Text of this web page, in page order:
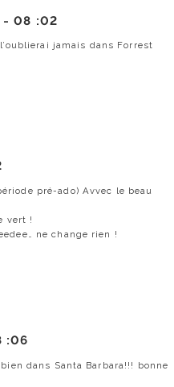
-08 :02
jamais dans Forrest
pré-ado) Avvec le beau
vert !
ne change rien !
:06
dans Santa Barbara!!! bonne